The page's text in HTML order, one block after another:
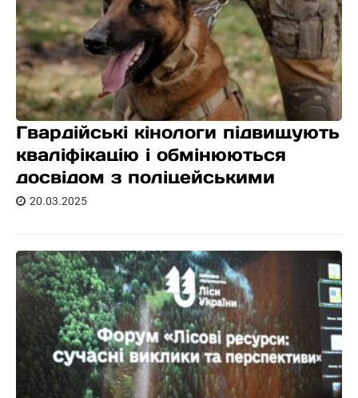
Гвардійські кінологи підвищують
кваліфікацію і обмінюються
досвідом з поліцейськими
20.03.2025